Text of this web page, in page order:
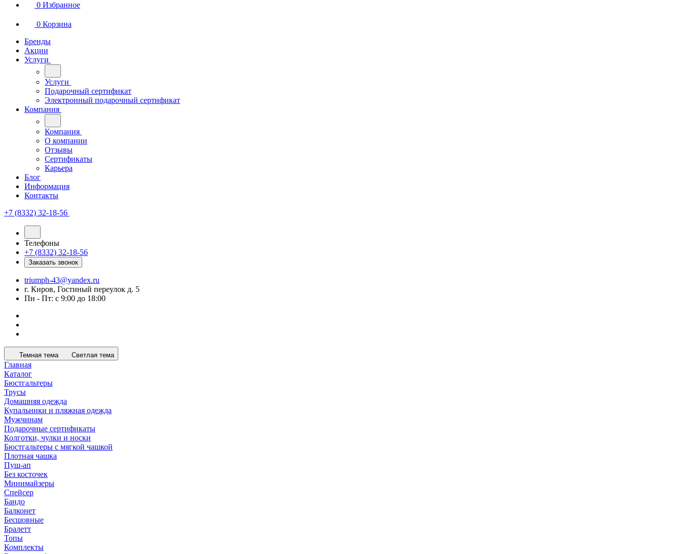
0 Избранное
0 Корзина
Бренды
Акции
Услуги
Услуги
Подарочный сертификат
Электронный подарочный сертификат
Компания
Компания
О компании
Отзывы
Сертификаты
Карьера
Блог
Информация
Контакты
+7 (8332) 32-18-56
Телефоны
+7 (8332) 32-18-56
Заказать звонок
triumph-43@yandex.ru
г. Киров, Гостиный переулок д. 5
Пн - Пт: с 9:00 до 18:00
Темная тема Светлая тема
Главная
Каталог
Бюстгальтеры
Трусы
Домашняя одежда
Купальники и пляжная одежда
Мужчинам
Подарочные сертификаты
Колготки, чулки и носки
Бюстгальтеры с мягкой чашкой
Плотная чашка
Пуш-ап
Без косточек
Минимайзеры
Спейсер
Бандо
Балконет
Бесшовные
Бралетт
Топы
Комплекты